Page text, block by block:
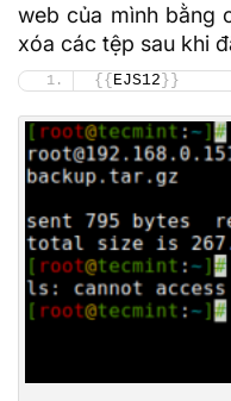
web của mình bằng
xóa các tệp sau khi
{{ EJS12 }}